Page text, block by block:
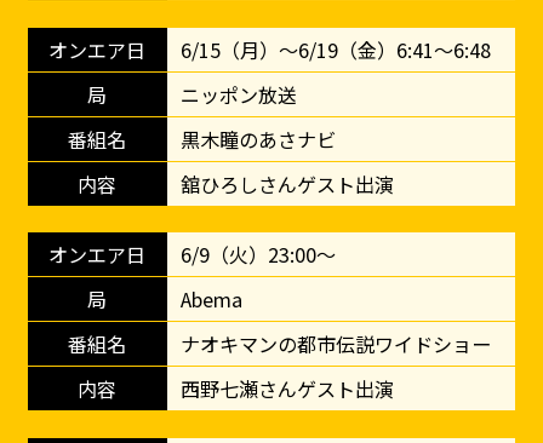
6/15（月）～6/19（金）6:41～6:48
ニッポン放送
黒木瞳のあさナビ
舘ひろしさんゲスト出演
6/9（火）23:00～
Abema
ナオキマンの都市伝説ワイドショー
西野七瀬さんゲスト出演